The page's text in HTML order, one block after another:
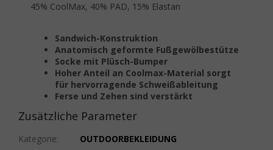
45% CoolMax, 40% PAD, 15% Elastan
Sandwich-Konstruktion
Anatomisch geformte Fußgewölbestütze
Socke mit Plüsch-Bumper
Hoher Anteil an Coolmax-Material sorgt
für hervorragende Schweißableitung
Ferse und Zehen sind verstärkt
Zusätzliche Parameter
Kategorie:
OUTDOORBEKLEIDUNG